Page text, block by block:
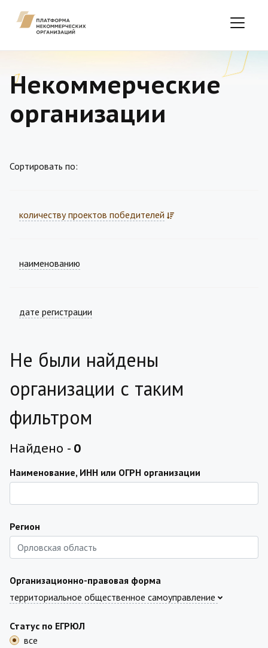
Некоммерческие
организации
Сортировать по:
количеству проектов победителей
наименованию
дате регистрации
Не были найдены
организации с таким
фильтром
Найдено - 0
Наименование, ИНН или ОГРН организации
Регион
Организационно-правовая форма
территориальное общественное самоуправление
Статус по ЕГРЮЛ
все